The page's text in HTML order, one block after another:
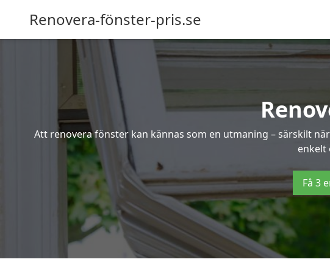
Renovera-fönster-pris.se
Att renovera fönster kan kännas som en utmaning – särskilt
enkelt
Få 3